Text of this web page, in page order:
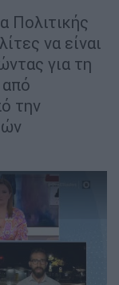
Πολιτικής
να είναι
για τη
την